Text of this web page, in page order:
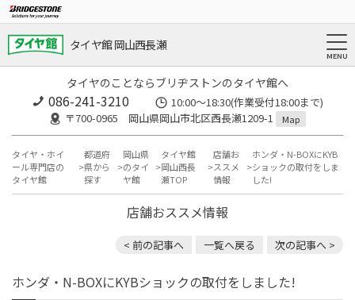
タイヤ館 岡山西長瀬
タイヤのことならブリヂストンのタイヤ館へ
086-241-3210
10:00〜18:30(作業受付18:00まで)
〒700-0965 岡山県岡山市北区西長瀬1209-1
Map
タイヤ・ホイ
ール専門店の
タイヤ館
都道府
県から
探す
岡山県
のタイ
ヤ館
タイヤ館
岡山西長
瀬TOP
店舗お
ススメ
情報
ホンダ・N-BOXにKYB
ショックの取付をしま
した!
店舗おススメ情報
< 前の記事へ 一覧へ戻る 次の記事へ >
ホンダ・N-BOXにKYBショックの取付をしました!